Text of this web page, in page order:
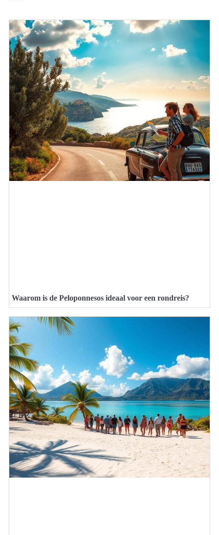
Waarom is de Peloponnesos ideaal voor een rondreis?